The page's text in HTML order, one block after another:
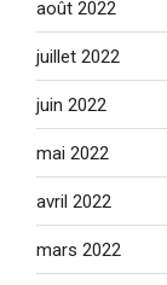
août 2022
juillet 2022
juin 2022
mai 2022
avril 2022
mars 2022